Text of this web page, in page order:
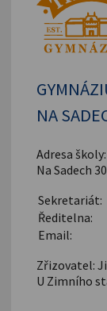
NA
Adresa školy:
Na Sadech
Sekretariát:
Ředitelna:
Email:
Zřizovatel:
U Zimního